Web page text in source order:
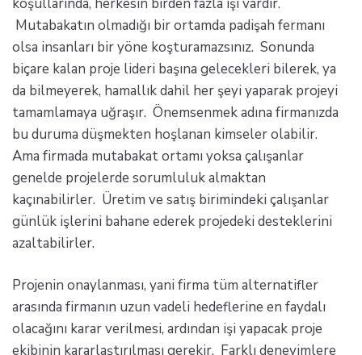
Mutabakatın olmadığı bir ortamda padişah fermanı
olsa insanları bir yöne koşturamazsınız. Sonunda
biçare kalan proje lideri başına gelecekleri bilerek, ya
da bilmeyerek, hamallık dahil her şeyi yaparak projeyi
tamamlamaya uğraşır. Önemsenmek adına firmanızda
bu duruma düşmekten hoşlanan kimseler olabilir.
Ama firmada mutabakat ortamı yoksa çalışanlar
genelde projelerde sorumluluk almaktan
kaçınabilirler. Üretim ve satış birimindeki çalışanlar
günlük işlerini bahane ederek projedeki desteklerini
azaltabilirler.
Projenin onaylanması, yani firma tüm alternatifler
arasında firmanın uzun vadeli hedeflerine en faydalı
olacağını karar verilmesi, ardından işi yapacak proje
ekibinin kararlaştırılması gerekir. Farklı deneyimlere